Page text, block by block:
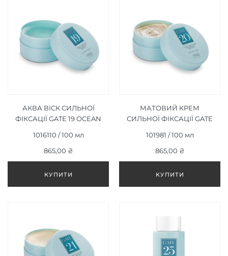
АКВА ВІСК СИЛЬНОЇ
ФІКСАЦІЇ GATE 19 OCEAN
ML
1016110 / 100 мл
865,00 ₴
МАТОВИЙ КРЕМ
СИЛЬНОЇ ФІКСАЦІЇ GATE
STRONG 100 ML
101981 / 100 мл
865,00 ₴